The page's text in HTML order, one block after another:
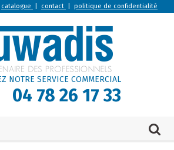
catalogue contact politique de confidentialité
NOTRE SERVICE COMMERCIAL
04 78 26 17 33